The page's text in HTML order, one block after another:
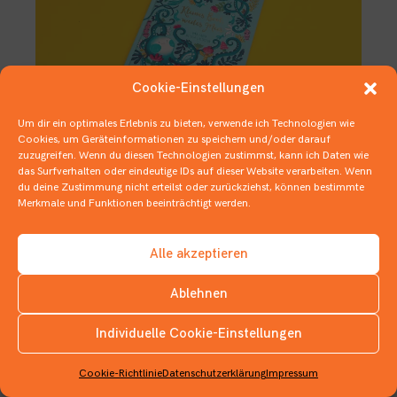
Cookie-Einstellungen
Um dir ein optimales Erlebnis zu bieten, verwende ich Technologien wie
Cookies, um Geräteinformationen zu speichern und/oder darauf
zuzugreifen. Wenn du diesen Technologien zustimmst, kann ich Daten wie
das Surfverhalten oder eindeutige IDs auf dieser Website verarbeiten. Wenn
du deine Zustimmung nicht erteilst oder zurückziehst, können bestimmte
Merkmale und Funktionen beeinträchtigt werden.
Alle akzeptieren
Ablehnen
Individuelle Cookie-Einstellungen
Cookie-RichtlinieDatenschutzerklärungImpressum
INSTAGRAM
Buntes Wimmeln ohne Walter
29. AUGUST 2019 BILDERBÜCHER